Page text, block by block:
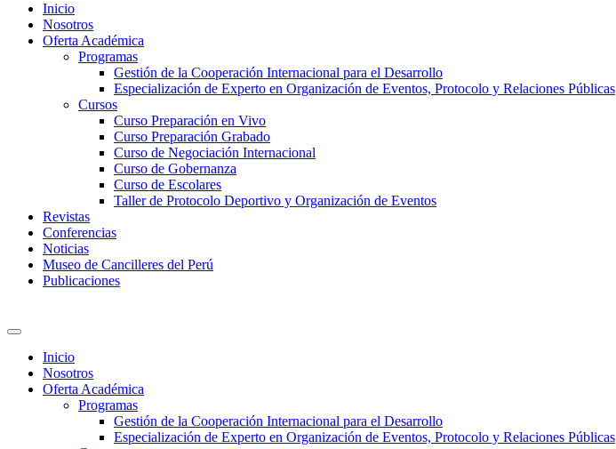
Inicio
Nosotros
Oferta Académica
Programas
Gestión de la Cooperación Internacional para el Desarrollo
Especialización de Experto en Organización de Eventos, Protocolo y Relaciones Públicas
Cursos
Curso Preparación en Vivo
Curso Preparación Grabado
Curso de Negociación Internacional
Curso de Gobernanza
Curso de Escolares
Taller de Protocolo Deportivo y Organización de Eventos
Revistas
Conferencias
Noticias
Museo de Cancilleres del Perú
Publicaciones
Inicio
Nosotros
Oferta Académica
Programas
Gestión de la Cooperación Internacional para el Desarrollo
Especialización de Experto en Organización de Eventos, Protocolo y Relaciones Públicas